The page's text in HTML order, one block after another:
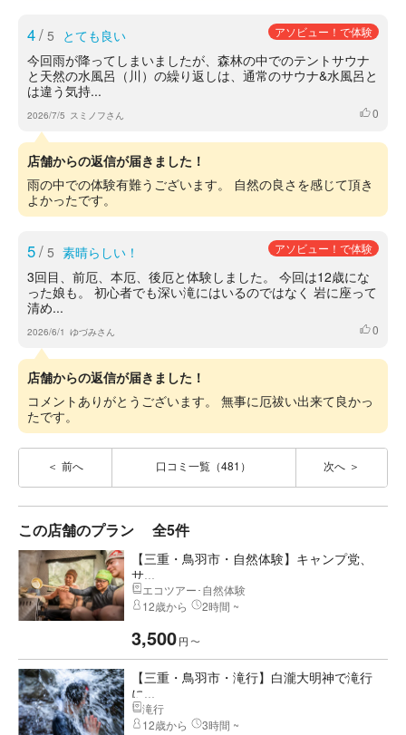
4/ 5 とても良い アソビュー！で体験
今回雨が降ってしまいましたが、森林の中でのテントサウナ
と天然の水風呂（川）の繰り返しは、通常のサウナ&水風呂と
は違う気持...
2026/7/5 スミノフさん いいね
0
店舗からの返信が届きました！
雨の中での体験有難うございます。 自然の良さを感じて頂き
よかったです。
5/ 5 素晴らしい！ アソビュー！で体験
3回目、前厄、本厄、後厄と体験しました。 今回は12歳にな
った娘も。 初心者でも深い滝にはいるのではなく 岩に座って
清め...
2026/6/1 ゆづみさん いいね
0
店舗からの返信が届きました！
コメントありがとうございます。 無事に厄祓い出来て良かっ
たです。
前へ 口コミ一覧（481） 次へ
この店舗のプラン 全5件
【三重・鳥羽市・自然体験】キャンプ党、
サ...
エコツアー･自然体験
12歳から
2時間 ~
3,500円 〜
【三重・鳥羽市・滝行】白瀧大明神で滝行
に...
滝行
12歳から
3時間 ~